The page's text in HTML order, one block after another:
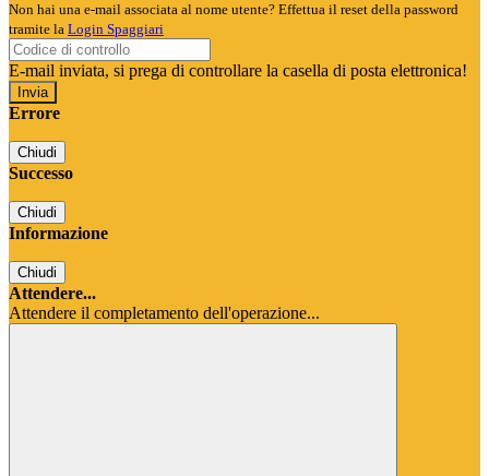
Non hai una e-mail associata al nome utente? Effettua il reset della password
tramite la Login Spaggiari
E-mail inviata, si prega di controllare la casella di posta elettronica!
Errore
Chiudi
Successo
Chiudi
Informazione
Chiudi
Attendere...
Attendere il completamento dell'operazione...